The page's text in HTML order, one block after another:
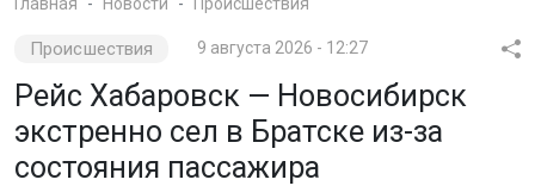
Происшествия 9 августа 2026 - 12:27
Рейс Хабаровск — Новосибирск
экстренно сел в Братске из-за
состояния пассажира